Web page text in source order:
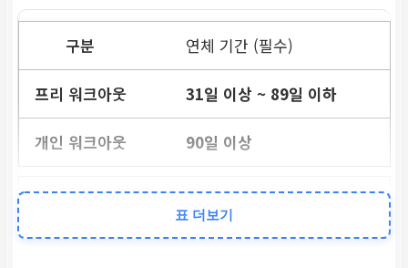
연체 기간 (필수)
31일 이상 ~ 89일 이하
90일 이상
주요 혜택 (이자율)
표 더보기